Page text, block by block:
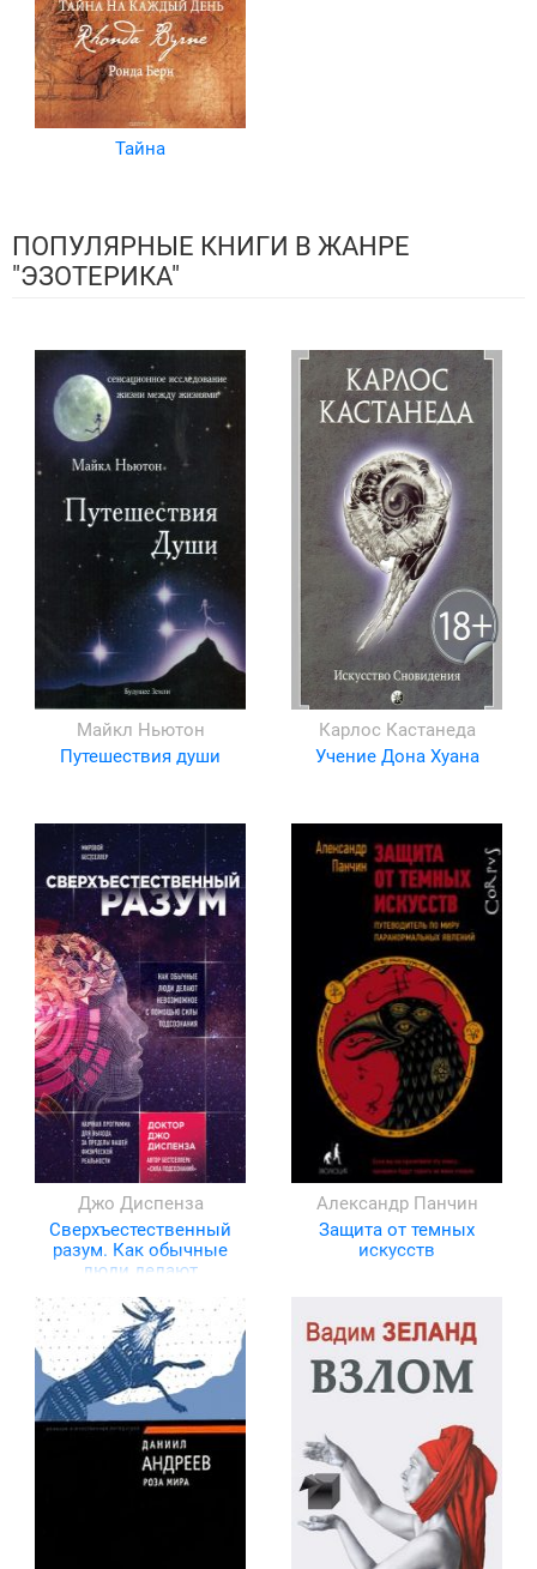
Тайна
ПОПУЛЯРНЫЕ КНИГИ В ЖАНРЕ
"ЭЗОТЕРИКА"
Майкл Ньютон
Путешествия души
Карлос Кастанеда
Учение Дона Хуана
Джо Диспенза
Сверхъестественный
разум. Как обычные
люди делают
помощью силы
подсознания
Александр Панчин
Защита от темных
искусств